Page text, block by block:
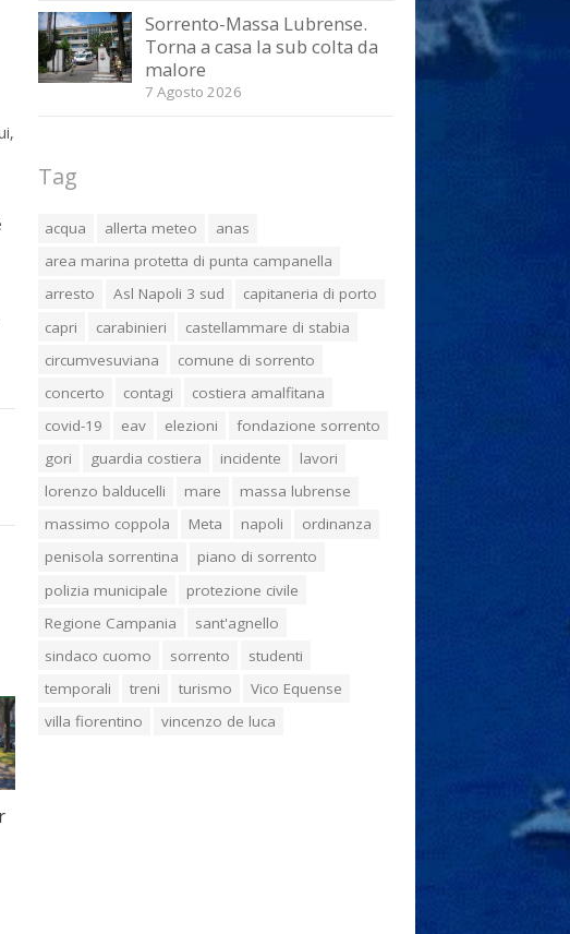
Sorrento-Massa Lubrense.
Torna a casa la sub colta da
malore
7 Agosto 2026
Tag
acqua allerta meteo
anas
area marina protetta di punta campanella
arresto
Asl Napoli 3 sud
capitaneria di porto
capri
carabinieri
castellammare di stabia
circumvesuviana
comune di sorrento
concerto
contagi
costiera amalfitana
covid-19
eav elezioni
fondazione sorrento
gori
guardia costiera incidente
lavori
lorenzo balducelli
mare
massa lubrense
massimo coppola
Meta napoli
ordinanza
penisola sorrentina
piano di sorrento
polizia municipale
protezione civile
Regione Campania
sant'agnello
sindaco cuomo
sorrento
studenti
temporali
treni turismo
Vico Equense
villa fiorentino
vincenzo de luca